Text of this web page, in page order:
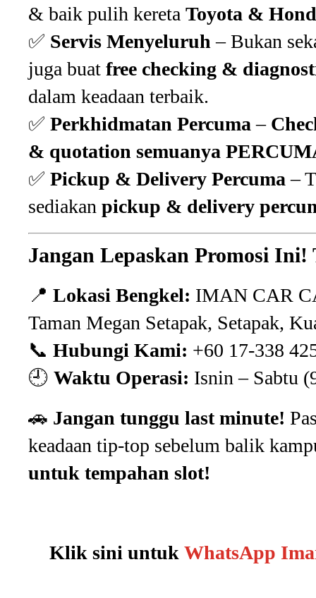
& baik pulih kereta Toyota &
✅ Servis Menyeluruh– Bukan
juga buat free checking &
dalam keadaan terbaik.
✅ Perkhidmatan Percuma–
& quotation semuanya
✅ Pickup & Delivery Percuma–
sediakan pickup & delivery
Jangan Lepaskan Promosi Ini!
📍 Lokasi Bengkel: IMAN CAR
Taman Megan Setapak, Setapak,
📞 Hubungi Kami: +60 17-338
🕘 Waktu Operasi: Isnin – Sabtu
🚗 Jangan tunggu last minute!
keadaan tip-top sebelum balik
untuk tempahan slot!
Klik sini untuk WhatsApp